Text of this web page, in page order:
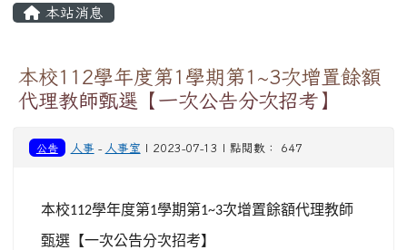
本站消息
本校112學年度第1學期第1~3次增置餘額
代理教師甄選【一次公告分次招考】
公告 人事 - 人事室 | 2023-07-13 | 點閱數： 647
本校112學年度第1學期第1~3次增置餘額代理教師
甄選【一次公告分次招考】